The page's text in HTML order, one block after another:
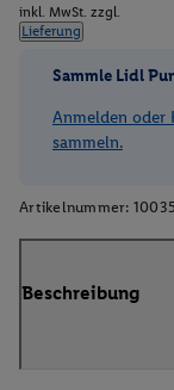
inkl. MwSt. zzgl.
Lieferung
Sammle Lidl
Anmelden oder
sammeln.
Artikelnummer:
Beschreibung